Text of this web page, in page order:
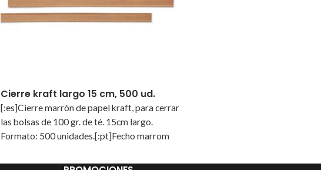
Cierre kraft largo 15 cm, 500 ud.
[:es]Cierre marrón de papel kraft, para cerrar
las bolsas de 100 gr. de té. 15cm largo.
Formato: 500 unidades.[:pt]Fecho marrom
gr. de chá. 15cm comprimento. Formato: 500